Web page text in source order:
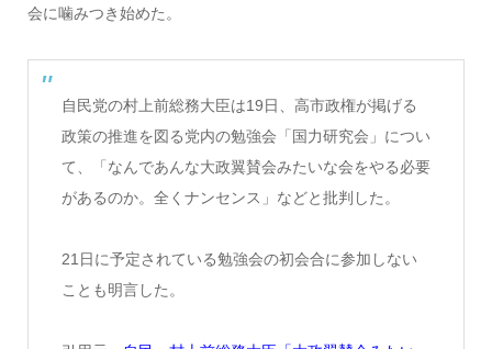
会に噛みつき始めた。
自民党の村上前総務大臣は19日、高市政権が掲げる
政策の推進を図る党内の勉強会「国力研究会」につい
て、「なんであんな大政翼賛会みたいな会をやる必要
があるのか。全くナンセンス」などと批判した。
21日に予定されている勉強会の初会合に参加しない
ことも明言した。